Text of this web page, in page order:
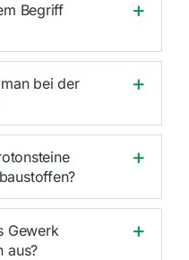
Begriff
bei der
Gewerk
aus?